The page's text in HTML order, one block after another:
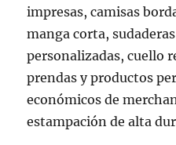
impresas, camisas
manga corta,
personalizadas, cuello
prendas y productos
económicos de
estampación de alta